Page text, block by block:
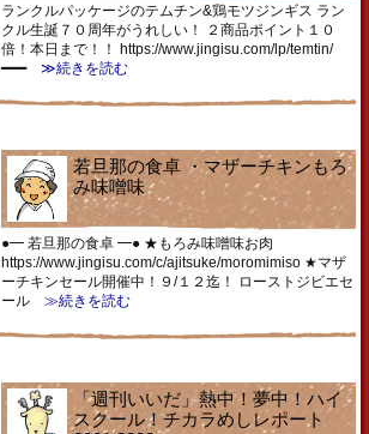
ランクルパッケージのテムチン&鶏モツジンギス ラン
クル生誕７０周年がうれしい！ ２商品ポイント１０
倍！本日まで！！ https://www.jingisu.com/lp/temtin/
━━━≫続きを読む
若旦那の食卓 ・マザーチキンもろ
み味噌味
●━ 若旦那の食卓 ━● ★もろみ味噌味お肉
https://www.jingisu.com/c/ajitsuke/moromimiso ★マザ
ーチキンセール開催中！９/１２迄！ ローストジビエセ
ール ≫続きを読む
「週刊いいだ」熱中！夢中！ハイ
スクール！チカラめしレポート